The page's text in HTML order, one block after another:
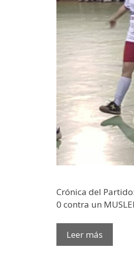
Crónica del
0 contra un
Leer más